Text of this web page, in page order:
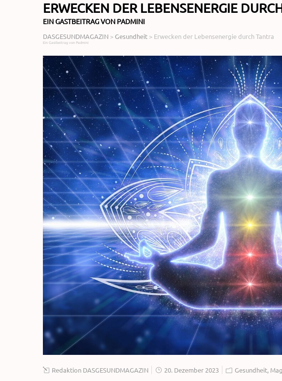
ERWECKEN DER LEBENSENERGIE
EIN GASTBEITRAG VON PADMINI
DASGESUNDMAGAZIN >Gesundheit > Erwecken der Lebensenergie durch Tantra
Ein Gastbeitrag von Padmini
Redaktion DASGESUNDMAGAZIN 20. Dezember 2023 Gesundheit,